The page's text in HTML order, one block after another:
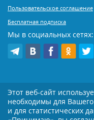
Пользовательское соглашение
Бесплатная подписка
Мы в социальных сетях:
Копирование или иное
воспрещается. Копирование
активной открытой для
Этот веб-сайт
необходимы для
и для статистических